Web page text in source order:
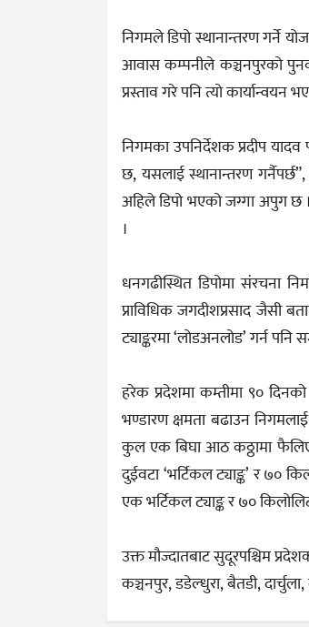
निगमले डिपो स्थानान्तरण गर्ने
आवास कम्पनीले कञ्चनपुरको
प्रस्ताव गरे पनि त्यो कार्यान्वयन
निगमका उपनिर्देशक प्रदीप यादव
छ, यसलाई स्थानान्तरण
अहिले डिपो भएको जग्गा अपुग छ
।
धनगढीस्थित डिपोमा संरचना
प्राविधिक जगदीशप्रसाद जैसी
ट्याङ्करमा ‘लोडअनलोड’ गर्न
हरेक प्रदेशमा कम्तीमा ९०
भण्डारण क्षमता बढाउन
कुल एक बिघा आठ कठ्ठामा
दुईवटा ‘भर्टिकल ट्याङ्क’ र ७०
एक भर्टिकल ट्याङ्क र ७०
उक्त मौज्दातबाट सुदूरपश्चिम
कञ्चनपुर, डडेल्धुरा, बैतडी,